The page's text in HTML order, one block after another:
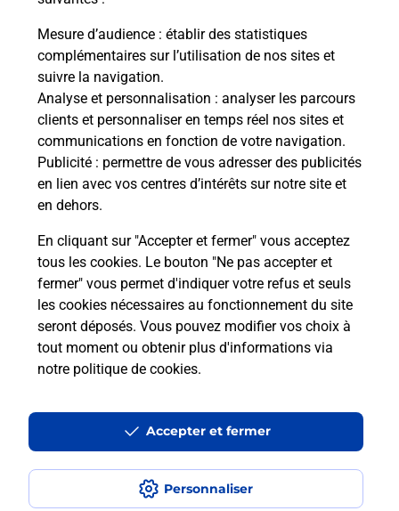
Mesure d’audience : établir des statistiques
complémentaires sur l’utilisation de nos sites et
suivre la navigation.
Analyse et personnalisation : analyser les parcours
clients et personnaliser en temps réel nos sites et
communications en fonction de votre navigation.
Publicité : permettre de vous adresser des publicités
en lien avec vos centres d’intérêts sur notre site et
en dehors.
En cliquant sur "Accepter et fermer" vous acceptez
tous les cookies. Le bouton "Ne pas accepter et
fermer" vous permet d'indiquer votre refus et seuls
les cookies nécessaires au fonctionnement du site
seront déposés. Vous pouvez modifier vos choix à
tout moment ou obtenir plus d'informations via
notre politique de cookies.
Personnaliser
Accepter et fermer
MOY DE L AISNE
MOY DE L'AISNE MAIRIE
Accessibilité : partiellement conforme
Conditions contractuelles